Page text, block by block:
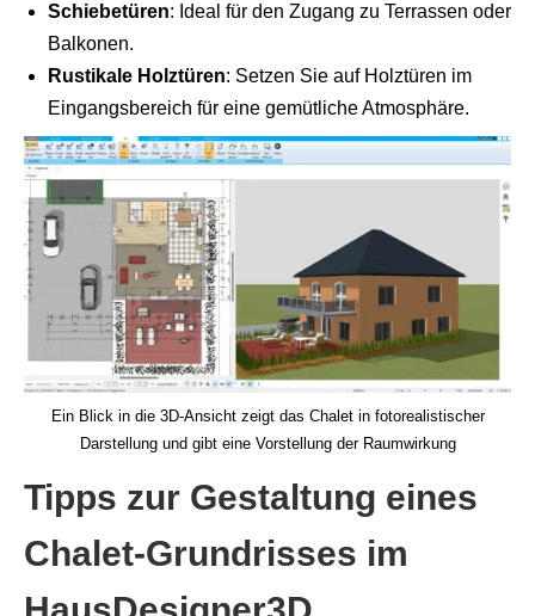
Schiebetüren: Ideal für den Zugang zu Terrassen oder
Balkonen.
Rustikale Holztüren: Setzen Sie auf Holztüren im
Eingangsbereich für eine gemütliche Atmosphäre.
Ein Blick in die 3D-Ansicht zeigt das Chalet in fotorealistischer
Darstellung und gibt eine Vorstellung der Raumwirkung
Tipps zur Gestaltung eines
Chalet-Grundrisses im